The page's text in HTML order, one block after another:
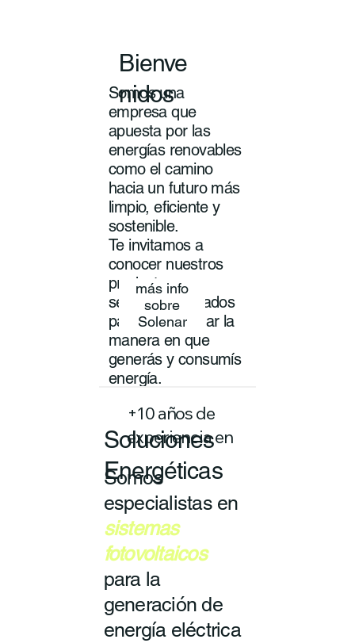
Bienve
nidos
Somos una
empresa que
apuesta por las
energías renovables
como el camino
hacia un futuro más
limpio, eficiente y
sostenible.
Te invitamos a
conocer nuestros
productos y
servicios pensados
para transformar la
manera en que
generás y consumís
energía.
más info
sobre
Solenar
Soluciones
Energéticas
+10 años de
experiencia en
Somos
especialistas en
sistemas
fotovoltaicos
para la
generación de
energía eléctrica